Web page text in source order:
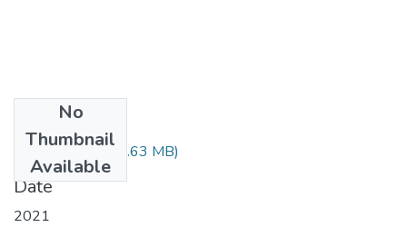
No
Thumbnail
Available
10381761.pdf(6.63 MB)
Date
2021